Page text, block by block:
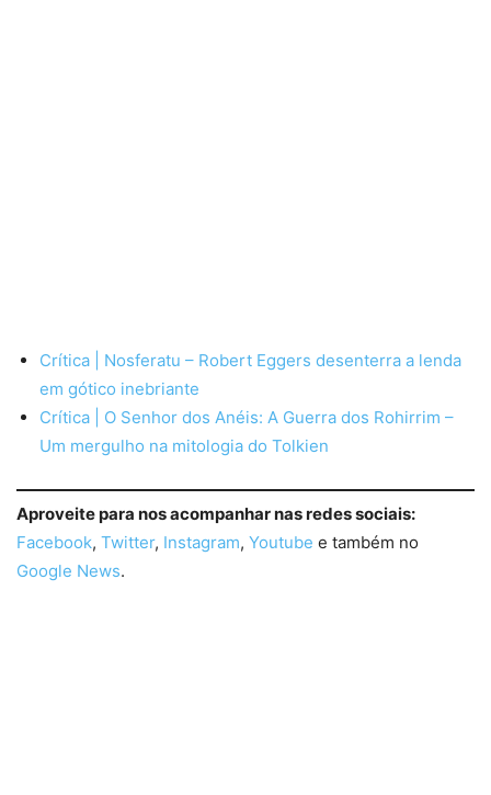
Crítica | Nosferatu – Robert Eggers desenterra a lenda
em gótico inebriante
Crítica | O Senhor dos Anéis: A Guerra dos Rohirrim –
Um mergulho na mitologia do Tolkien
Aproveite para nos acompanhar nas redes sociais:
Facebook, Twitter, Instagram, Youtube e também no
Google News.